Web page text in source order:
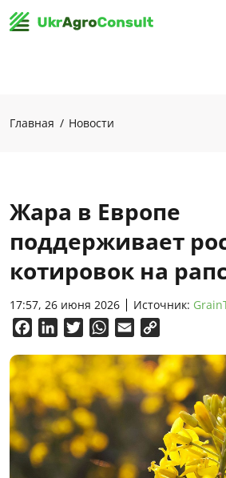
Главная Новости
Жара в Европе
поддерживает
котировок на
17:57, 26 июня 2026 Источник:
FacebookLinkedInTwitterWhatsApp
Email